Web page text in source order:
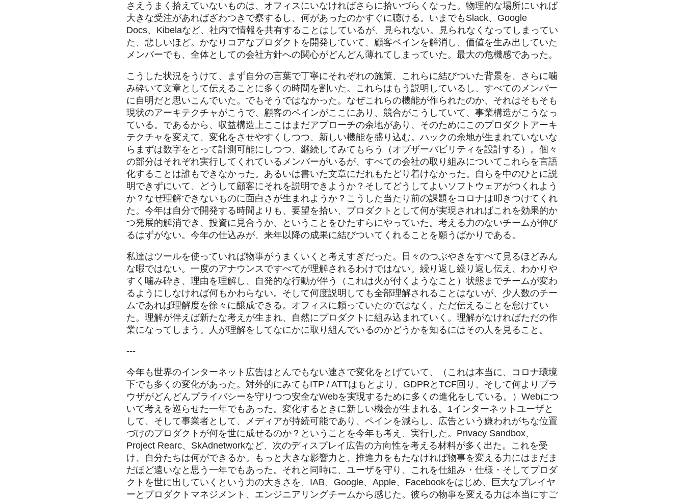
さえうまく拾えていないものは、オフィスにいなければさらに拾いづらくなった。物理的な場所にいれば
大きな受注があればざわつきで察するし、何があったのかすぐに聴ける。いまでもSlack、Google
Docs、Kibelaなど、社内で情報を共有することはしているが、見られない。見られなくなってしまってい
た、悲しいほど。かなりコアなプロダクトを開発していて、顧客ペインを解消し、価値を生み出していた
メンバーでも、全体としての会社方針への関心がどんどん薄れてしまっていた。最大の危機感であった。
こうした状況をうけて、まず自分の言葉で丁寧にそれぞれの施策、これらに結びついた背景を、さらに噛
み砕いて文章として伝えることに多くの時間を割いた。これらはもう説明しているし、すべてのメンバー
に自明だと思いこんでいた。でもそうではなかった。なぜこれらの機能が作られたのか、それはそもそも
現状のアーキテクチャがこうで、顧客のペインがここにあり、競合がこうしていて、事業構造がこうなっ
ている。であるから、収益構造上ここはまだアプローチの余地があり、そのためにこのプロダクトアーキ
テクチャを変えて、変化をさせやすくしつつ、新しい機能を盛り込む。ハックの余地が生まれていないな
らまずは数字をとって計測可能にしつつ、継続してみてもらう（オブザーバビリティを設計する）。個々
の部分はそれぞれ実行してくれているメンバーがいるが、すべての会社の取り組みについてこれらを言語
化することは誰もできなかった。あるいは書いた文章にだれもたどり着けなかった。自らを中のひとに説
明できずにいて、どうして顧客にそれを説明できようか？そしてどうしてよいソフトウェアがつくれよう
か？なぜ理解できないものに面白さが生まれようか？こうした当たり前の課題をコロナは叩きつけてくれ
た。今年は自分で開発する時間よりも、要望を拾い、プロダクトとして何が実現されればこれを効果的か
つ発展的解消でき、投資に見合うか、ということをひたすらにやっていた。考える力のないチームが伸び
るはずがない。今年の仕込みが、来年以降の成果に結びついてくれることを願うばかりである。
私達はツールを使っていれば物事がうまくいくと考えすぎだった。日々のつぶやきをすべて見るほどみん
な暇ではない。一度のアナウンスですべてが理解されるわけではない。繰り返し繰り返し伝え、わかりや
すく噛み砕き、理由を理解し、自発的な行動が伴う（これは火が付くようなこと）状態までチームが変わ
るようにしなければ何もかわらない。そして何度説明しても全部理解されることはないが、少人数のチー
ムであれば理解度を徐々に醸成できる。オフィスに頼っていたのではなく、ただ伝えることを怠けてい
た。理解が伴えば新たな考えが生まれ、自然にプロダクトに組み込まれていく。理解がなければただの作
業になってしまう。人が理解をしてなにかに取り組んでいるのかどうかを知るにはその人を見ること。
---
今年も世界のインターネット広告はとんでもない速さで変化をとげていて、（これは本当に、コロナ環境
下でも多くの変化があった。対外的にみてもITP / ATTはもとより、GDPRとTCF回り、そして何よりブラ
ウザがどんどんプライバシーを守りつつ安全なWebを実現するために多くの進化をしている。）Webにつ
いて考えを巡らせた一年でもあった。変化するときに新しい機会が生まれる。1インターネットユーザと
して、そして事業者として、メディアが持続可能であり、ペインを減らし、広告という嫌われがちな位置
づけのプロダクトが何を世に成せるのか？ということを今年も考え、実行した。Privacy Sandbox、
Project Rearc、SkAdnetworkなど、次のディスプレイ広告の方向性を考える材料が多く出た。これを受
け、自分たちは何ができるか。もっと大きな影響力と、推進力をもたなければ物事を変える力にはまだま
だほど遠いなと思う一年でもあった。それと同時に、ユーザを守り、これを仕組み・仕様・そしてプロダ
クトを世に出していくという力の大きさを、IAB、Google、Apple、Facebookをはじめ、巨大なプレイヤ
ーとプロダクトマネジメント、エンジニアリングチームから感じた。彼らの物事を変える力は本当にすご